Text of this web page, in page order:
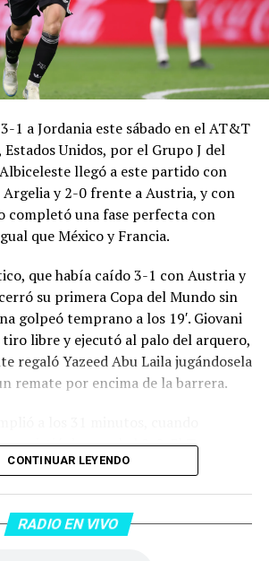
1 a Jordania este sábado en el AT&T
Estados Unidos, por el Grupo J del
llegó a este partido con
y 2-0 frente a Austria, y con
completó una fase perfecta con
que México y Francia.
que había caído 3-1 con Austria y
su primera Copa del Mundo sin
golpeó temprano a los 19′. Giovani
libre y ejecutó al palo del arquero,
regaló Yazeed Abu Laila jugándosela
remate por encima de la barrera.
de penal el 2-0. El Toro
en Copas del Mundo, tras no
Marcos Senesi, que intentó ir a
luego de un tiro en el travesaño del
CONTINUAR LEYENDO
RADIO EN VIVO